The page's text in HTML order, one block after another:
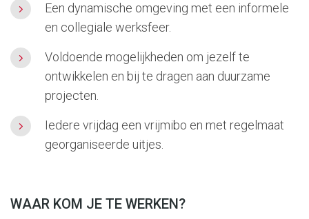
Een dynamische omgeving met een informele
en collegiale werksfeer.
Voldoende mogelijkheden om jezelf te
ontwikkelen en bij te dragen aan duurzame
projecten.
Iedere vrijdag een vrijmibo en met regelmaat
georganiseerde uitjes.
WAAR KOM JE TE WERKEN?